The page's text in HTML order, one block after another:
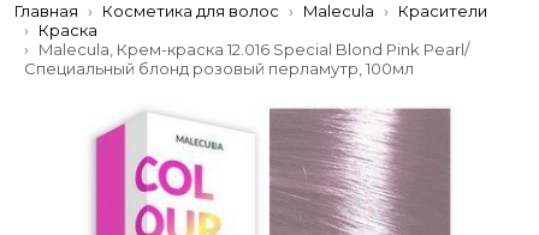
Главная Косметика для волос Malecula
Красители
Краска
Malecula, Крем-краска 12.016 Special Blond Pink Pearl/
Специальный блонд розовый перламутр, 100мл